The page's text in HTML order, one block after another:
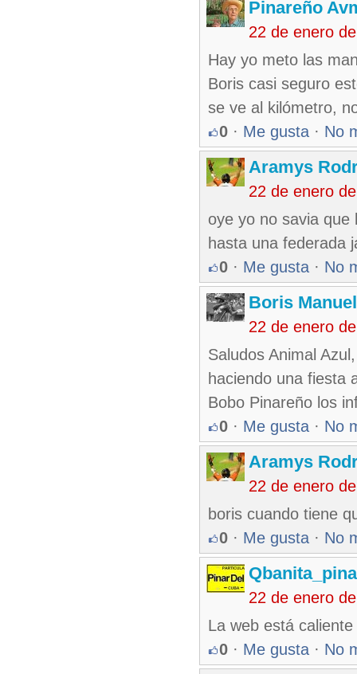
Pinareño
22 de enero
Hay yo meto las
Boris casi seguro
se ve al kilómetro,
0 · Me gusta · No
Aramys
22 de enero
oye yo no savia que
hasta una federada
0 · Me gusta · No
Boris
22 de enero
Saludos Animal
haciendo una fiesta
Bobo Pinareño los
0 · Me gusta · No
Aramys
22 de enero
boris cuando tiene
0 · Me gusta · No
22 de enero
La web está caliente
0 · Me gusta · No